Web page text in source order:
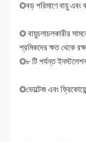
◎বড় পরিমাণে বায়ু এবং
◎ বায়ুচলাচলকারীর
শ্রমিকদের ক্ষত থেকে
◎৮ টি পর্যন্ত
◎ভোল্টেজ এবং